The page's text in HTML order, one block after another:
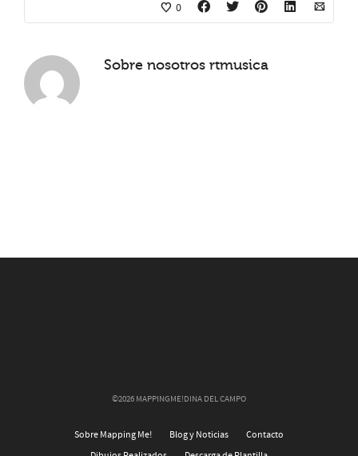
0
Sobre nosotros rtmusica
©2026 MAPPINGME!DINA DEL CAMPO
Sobre Mapping Me! Blog y Noticias
Contacto